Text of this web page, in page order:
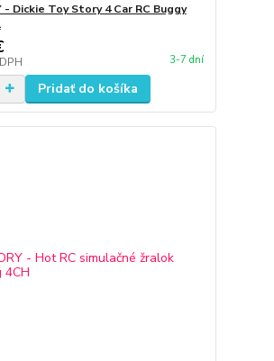
- Dickie Toy Story 4 Car RC Buggy
3-7 dní
Pridať do košíka